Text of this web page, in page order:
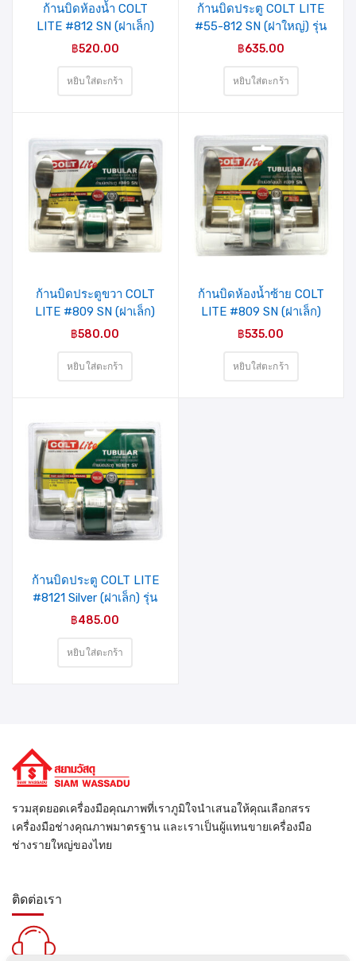
ก้านบิดห้องน้ำ COLT
LITE #812 SN (ฝาเล็ก)
รุ่นแผง
฿520.00
หยิบใส่ตะกร้า
ก้านบิดประตู COLT LITE
#55-812 SN (ฝาใหญ่) รุ่น
แผง
฿635.00
หยิบใส่ตะกร้า
รายการ
สินค้าที่
ชอบ
ก้านบิดประตูขวา COLT
LITE #809 SN (ฝาเล็ก)
รุ่นแผง
฿580.00
หยิบใส่ตะกร้า
รายการ
สินค้าที่
ชอบ
ก้านบิดห้องน้ำซ้าย COLT
LITE #809 SN (ฝาเล็ก)
รุ่นแผง
฿535.00
หยิบใส่ตะกร้า
รายการ
สินค้าที่
ชอบ
ก้านบิดประตู COLT LITE
#8121 Silver (ฝาเล็ก) รุ่น
แผง
฿485.00
หยิบใส่ตะกร้า
รวมสุดยอดเครื่องมือคุณภาพที่เราภูมิใจนำเสนอให้คุณเลือกสรร
เครื่องมือช่างคุณภาพมาตรฐาน และเราเป็นผู้แทนขายเครื่องมือ
ช่างรายใหญ่ของไทย
ติดต่อเรา